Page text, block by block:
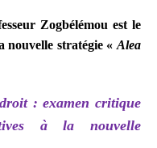
Zogbélémou est le
nouvelle stratégie « Alea
: examen critique
à la nouvelle